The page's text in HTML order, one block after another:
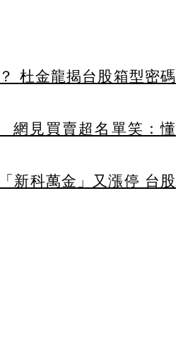
杜金龍揭台股箱型密碼
網見買賣超名單笑：懂
新科萬金」又漲停 台股